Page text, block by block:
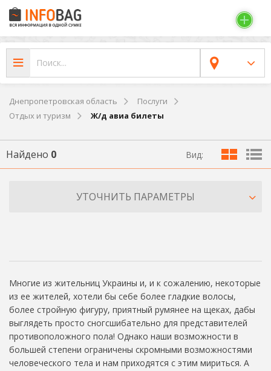
Днепропетровская область
Послуги
Отдых и туризм
Ж/д авиа билеты
Найдено 0 Вид:
УТОЧНИТЬ ПАРАМЕТРЫ
Многие из жительниц Украины и, и к сожалению, некоторые
из ее жителей, хотели бы себе более гладкие волосы,
более стройную фигуру, приятный румянее на щеках, дабы
выглядеть просто сногсшибательно для представителей
противоположного пола! Однако наши возможности в
большей степени ограничены скромными возможностями
человеческого тела и нам приходятся с этим мириться. А